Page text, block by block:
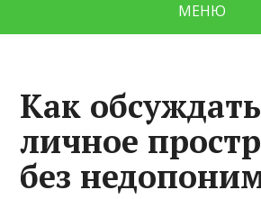
МЕНЮ
Как обсуждать
личное
без